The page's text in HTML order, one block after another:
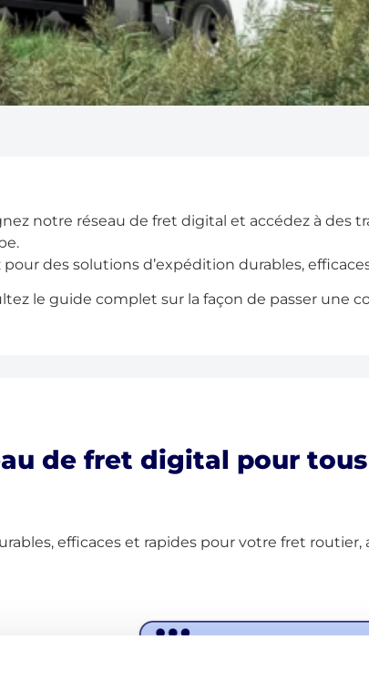
notre réseau de fret digital et accédez à des
pour des solutions d’expédition durables,
le guide complet sur la façon de passer une
de fret digital pour
efficaces et rapides pour votre fret routier,
tous
et au